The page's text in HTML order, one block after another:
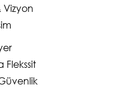
Vizyon